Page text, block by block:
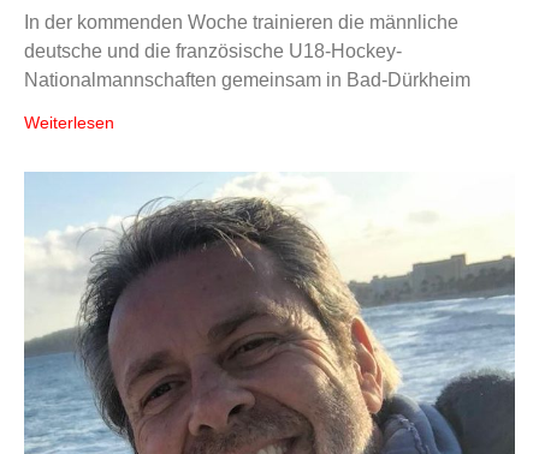
In der kommenden Woche trainieren die männliche
deutsche und die französische U18-Hockey-
Nationalmannschaften gemeinsam in Bad-Dürkheim
Weiterlesen